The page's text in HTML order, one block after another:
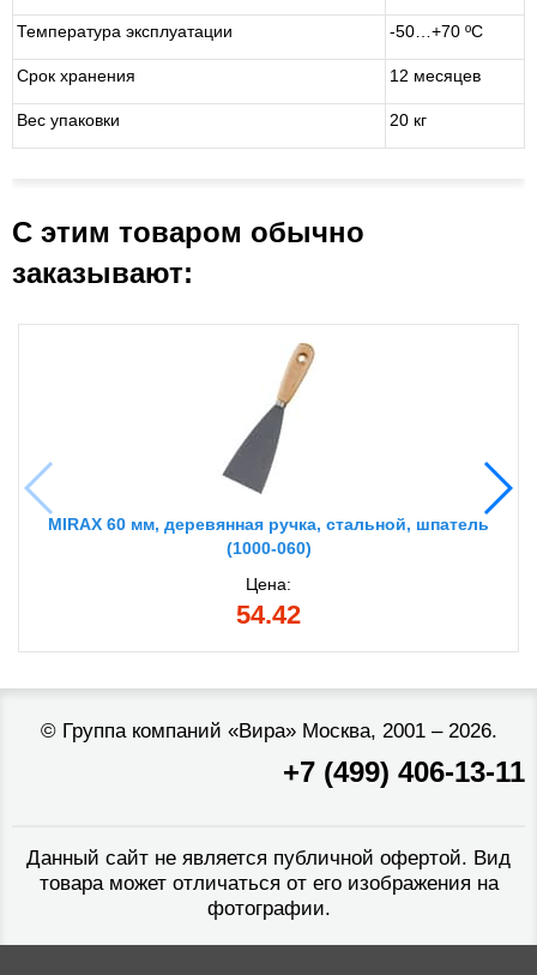
Температура эксплуатации -50…+70 ºС
Срок хранения 12 месяцев
Вес упаковки 20 кг
С этим товаром обычно
заказывают:
MIRAX 60 мм, деревянная ручка, стальной, шпатель
(1000-060)
Цена:
54.42
© Группа компаний «Вира»Москва, 2001 – 2026.
+7 (499) 406-13-11
Данный сайт не является публичной офертой. Вид
товара может отличаться от его изображения на
фотографии.